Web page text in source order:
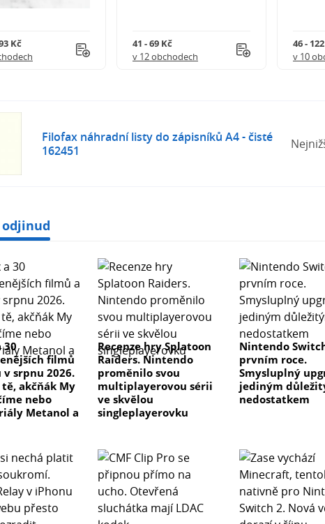
Kč
41 - 69 Kč
v 12 obchodech
46 -
v 10
Filofax náhradní listy do zápisníků A4 - čisté
162451
odjinud
30
filmů
v srpnu 2026.
akčňák My
nebo
Metanol a
Recenze hry Splatoon
Raiders. Nintendo
proměnilo svou
multiplayerovou sérii
ve skvělou
singleplayerovku
Nintendo
prvním roce.
Smysluplný
jediným
nedostatkem